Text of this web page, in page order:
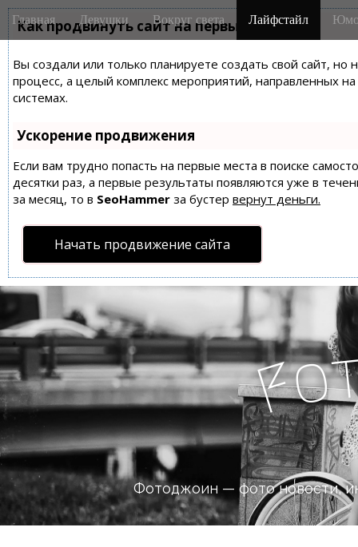
Как продвинуть сайт на первые места?
Вы создали или только планируете создать свой сайт,
процесс, а целый комплекс мероприятий, направленных
системах.
Ускорение продвижения
Если вам трудно попасть на первые места в поиске
десятки раз, а первые результаты появляются уже в
за месяц, то в SeoHammer за бустер вернут деньги.
Начать продвижение сайта
M
a
n
m
e
n
u
i
Главная Девушки Вокруг света Лайфстайл
Fo
Фотоджоин — фото новости,